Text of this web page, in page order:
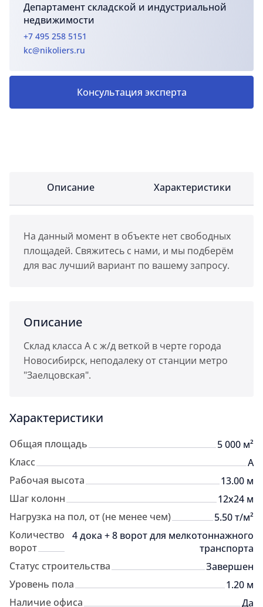
Департамент складской и индустриальной
недвижимости
+7 495 258 5151
kc@nikoliers.ru
Консультация эксперта
Описание Характеристики
На данный момент в объекте нет свободных
площадей. Свяжитесь с нами, и мы подберём
для вас лучший вариант по вашему запросу.
Описание
Склад класса А с ж/д веткой в черте города
Новосибирск, неподалеку от станции метро
"Заелцовская".
Характеристики
Общая площадь
5 000 м²
Класс
A
Рабочая высота
13.00 м
Шаг колонн
12х24 м
Нагрузка на пол, от (не менее чем)
5.50 т/м²
Количество
ворот
4 дока + 8 ворот для мелкотоннажного
транспорта
Статус строительства
Завершен
Уровень пола
1.20 м
Наличие офиса
Да